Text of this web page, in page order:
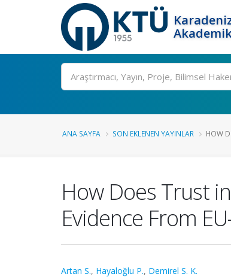
Ara
ANA SAYFA SON EKLENEN YAYINLAR HOW
How Does Trust
Evidence From
Artan S., Hayaloğlu P., Demirel S. K.